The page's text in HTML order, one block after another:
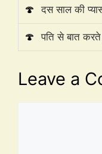
🍄 दस साल की
🍄 पति से बात
Leave a